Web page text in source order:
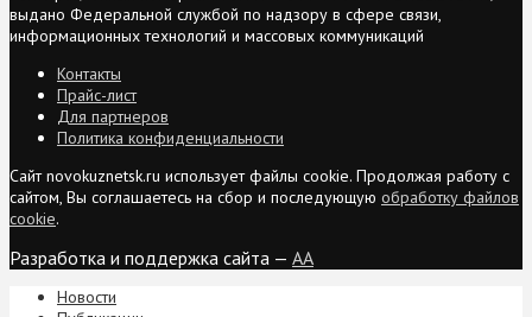
выдано Федеральной службой по надзору в сфере связи,
информационных технологий и массовых коммуникаций
Контакты
Прайс-лист
Для партнеров
Политика конфиденциальности
Сайт novokuznetsk.ru использует файлы cookie. Продолжая работу с
сайтом, Вы соглашаетесь на сбор и последующую обработку файлов
cookie.
Разработка и поддержка сайта — AA
Новости